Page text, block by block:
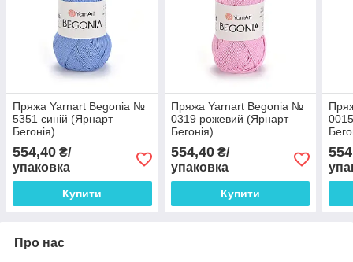
Пряжа Yarnart Begonia №
5351 синій (Ярнарт
Бегонія)
554,40 ₴/
упаковка
Купити
Пряжа Yarnart Begonia №
0319 рожевий (Ярнарт
Бегонія)
554,40₴/
упаковка
Купити
Про нас